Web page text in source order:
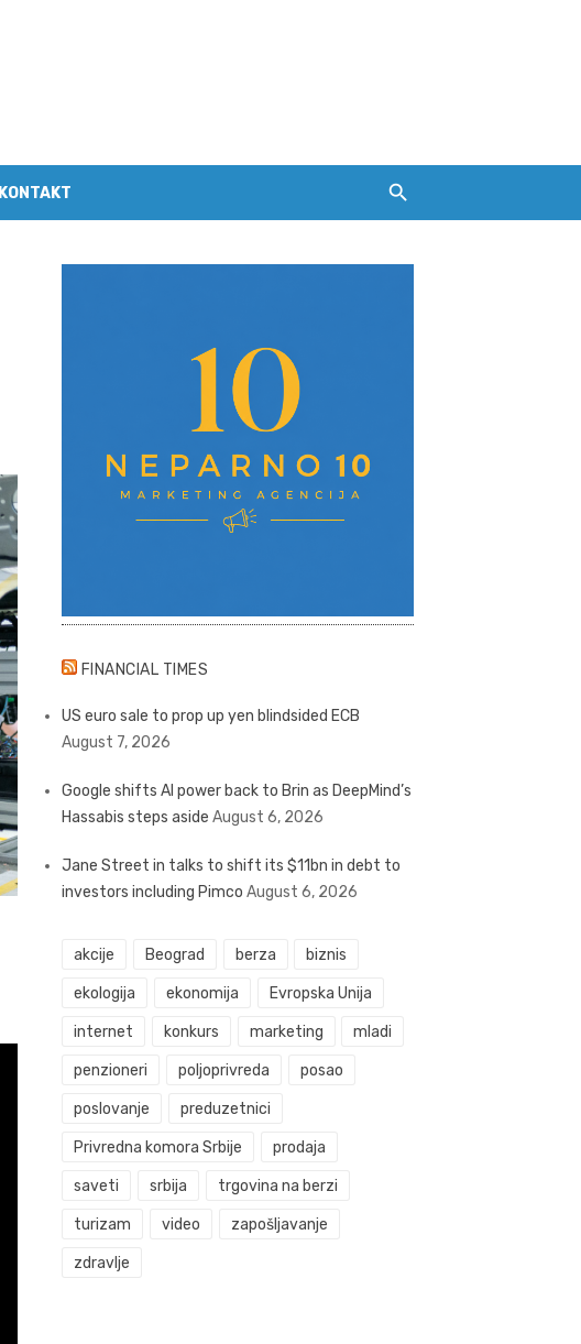
KONTAKT
FINANCIAL TIMES
US euro sale to prop up yen blindsided ECB
August 7, 2026
Google shifts AI power back to Brin as DeepMind’s
Hassabis steps aside August 6, 2026
Jane Street in talks to shift its $11bn in debt to
investors including Pimco August 6, 2026
akcije Beograd berza biznis
ekologija ekonomija Evropska Unija
internet konkurs marketing mladi
penzioneri poljoprivreda posao
poslovanje preduzetnici
Privredna komora Srbije prodaja
saveti srbija trgovina na berzi
turizam video zapošljavanje
zdravlje